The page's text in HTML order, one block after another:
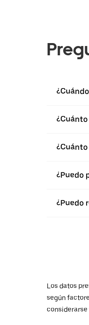
¿Puedo
¿Puedo
Los datos
según